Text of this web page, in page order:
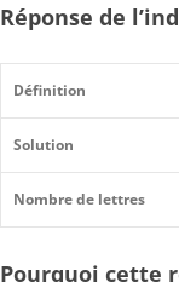
Réponse de
Définition
Solution
Nombre de lettres
Pourquoi cette